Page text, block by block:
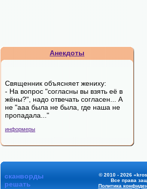
Анекдоты
Священник объясняет жениху:
- На вопрос "согласны вы взять её в
жёны?", надо отвечать согласен... А
не "ааа была не была, где наша не
пропадала..."
информеры
сканворды
решать
© 2010 - 2026
Все права
Политика